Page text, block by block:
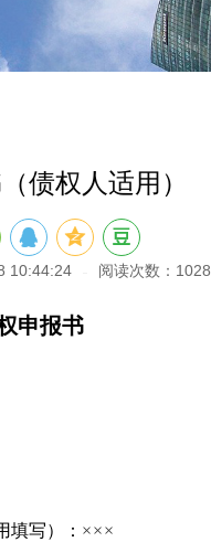
债权人适用）
10:44:24 阅读次数：1028
申报书
填写）： ×××